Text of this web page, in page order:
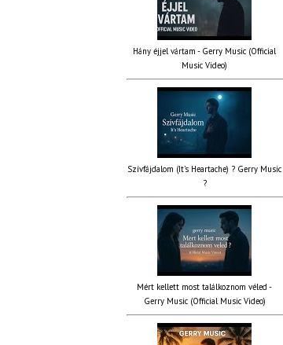
Hány éjjel vártam - Gerry Music (Official
Music Video)
Szívfájdalom (It’s Heartache) ? Gerry Music
?
Mért kellett most találkoznom véled -
Gerry Music (Official Music Video)